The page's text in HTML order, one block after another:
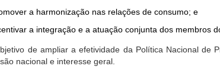
a harmonização nas relações de consumo; e
a integração e a atuação conjunta dos membros
de ampliar a efetividade da Política Nacional de
nacional e interesse geral.